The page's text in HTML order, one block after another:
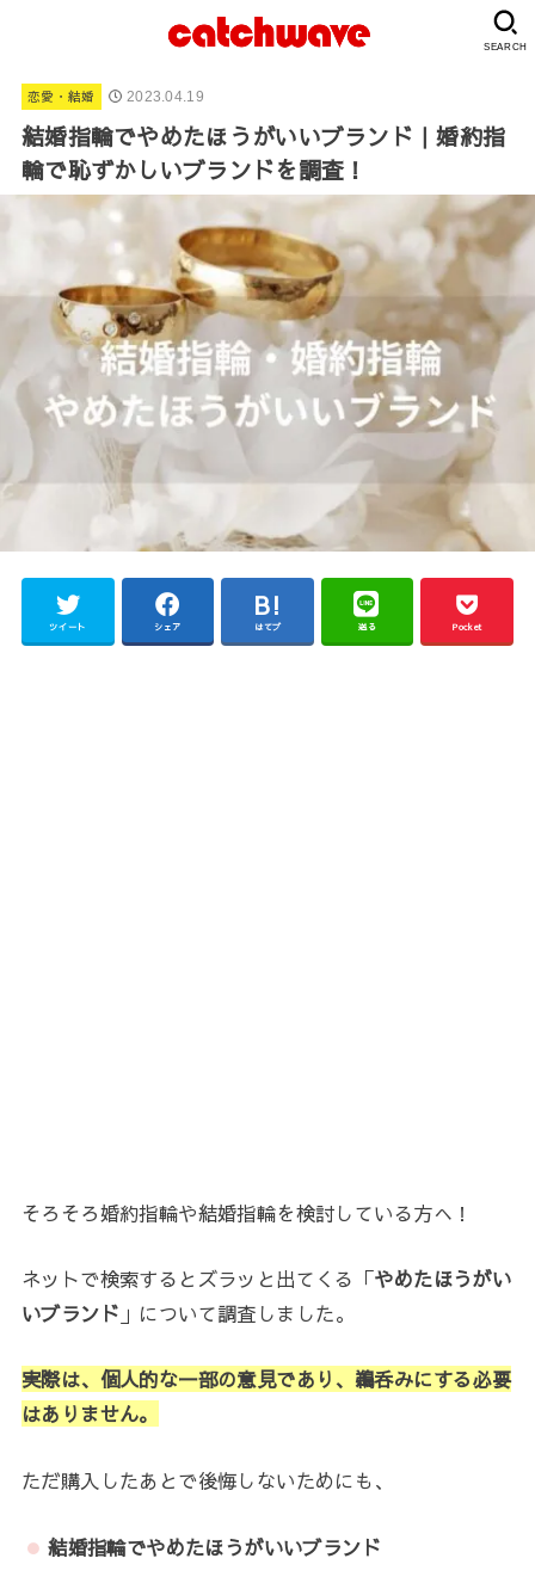
SEARCH
恋愛・結婚 2023.04.19
結婚指輪でやめたほうがいいブランド｜婚約指
輪で恥ずかしいブランドを調査！
ツイート シェア はてブ 送る Pocket
そろそろ婚約指輪や結婚指輪を検討している方へ！
ネットで検索するとズラッと出てくる「やめたほうがい
いブランド 」について調査しました。
実際は、個人的な一部の意見であり、鵜呑みにする必要
はありません。
ただ購入したあとで後悔しないためにも、
結婚指輪でやめたほうがいいブランド